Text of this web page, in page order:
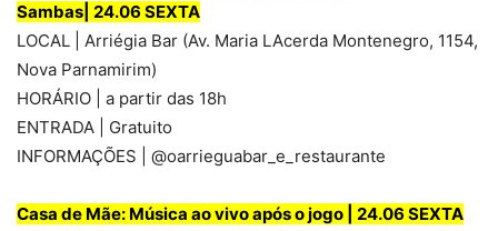
Sambas| 24.06 SEXTA
LOCAL | Arriégia Bar (Av. Maria LAcerda Montenegro, 1154,
Nova Parnamirim)
HORÁRIO | a partir das 18h
ENTRADA | Gratuito
INFORMAÇÕES | @oarrieguabar_e_restaurante
Casa de Mãe: Música ao vivo após o jogo | 24.06 SEXTA